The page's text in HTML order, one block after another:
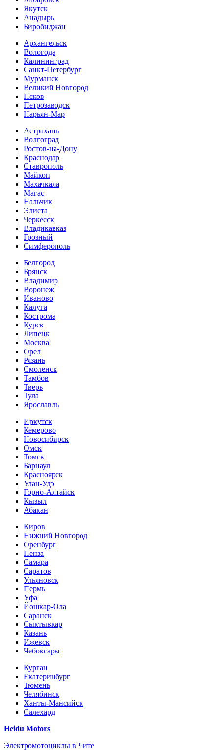
Якутск
Анадырь
Биробиджан
Архангельск
Вологода
Калининград
Санкт-Петербург
Мурманск
Великий Новгород
Псков
Петрозаводск
Нарьян-Мар
Астрахань
Волгоград
Ростов-на-Дону
Краснодар
Ставрополь
Майкоп
Махачкала
Магас
Нальчик
Элиста
Черкесск
Владикавказ
Грозный
Симферополь
Белгород
Брянск
Владимир
Воронеж
Иваново
Калуга
Кострома
Курск
Липецк
Москва
Орел
Рязань
Смоленск
Тамбов
Тверь
Тула
Ярославль
Иркутск
Кемерово
Новосибирск
Омск
Томск
Барнаул
Красноярск
Улан-Удэ
Горно-Алтайск
Кызыл
Абакан
Киров
Нижний Новгород
Оренбург
Пенза
Самара
Саратов
Ульяновск
Пермь
Уфа
Йошкар-Ола
Саранск
Сыктывкар
Казань
Ижевск
Чебоксары
Курган
Екатеринбург
Тюмень
Челябинск
Ханты-Мансийск
Салехард
Heidu Motors
Электромотоциклы в Чите